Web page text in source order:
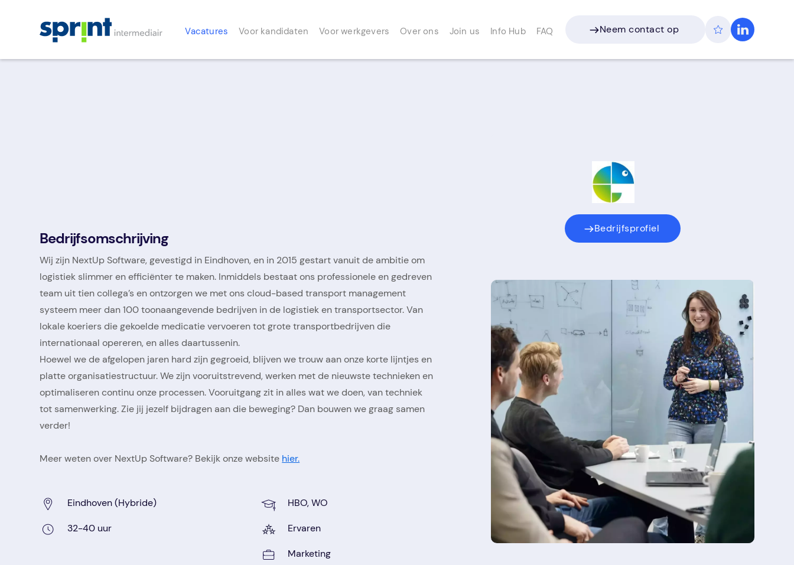
Vacatures Voor kandidaten Voor werkgevers Over ons Join us Info Hub FAQ
Neem contact op
Bedrijfsomschrijving
Wij zijn NextUp Software, gevestigd in Eindhoven, en in 2015 gestart vanuit de ambitie om
logistiek slimmer en efficiënter te maken. Inmiddels bestaat ons professionele en gedreven
team uit tien collega’s en ontzorgen we met ons cloud-based transport management
systeem meer dan 100 toonaangevende bedrijven in de logistiek en transportsector. Van
lokale koeriers die gekoelde medicatie vervoeren tot grote transportbedrijven die
internationaal opereren, en alles daartussenin.
Hoewel we de afgelopen jaren hard zijn gegroeid, blijven we trouw aan onze korte lijntjes en
platte organisatiestructuur. We zijn vooruitstrevend, werken met de nieuwste technieken en
optimaliseren continu onze processen. Vooruitgang zit in alles wat we doen, van techniek
tot samenwerking. Zie jij jezelf bijdragen aan die beweging? Dan bouwen we graag samen
verder!
Meer weten over NextUp Software? Bekijk onze website hier.
Eindhoven (Hybride)
32-40 uur
HBO, WO
Ervaren
Marketing
Bedrijfsprofiel
Bedrijfsprofiel